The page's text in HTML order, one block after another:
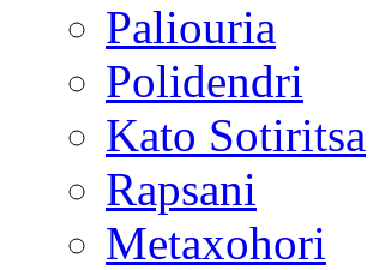
Paliouria
Polidendri
Kato Sotiritsa
Rapsani
Metaxohori